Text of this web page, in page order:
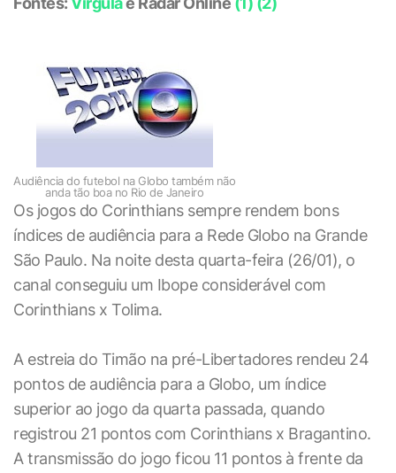
Audiência do futebol na Globo também não
anda tão boa no Rio de Janeiro
Os jogos do Corinthians sempre rendem bons
índices de audiência para a Rede Globo na Grande
São Paulo. Na noite desta quarta-feira (26/01), o
canal conseguiu um Ibope considerável com
Corinthians x Tolima.
A estreia do Timão na pré-Libertadores rendeu 24
pontos de audiência para a Globo, um índice
superior ao jogo da quarta passada, quando
registrou 21 pontos com Corinthians x Bragantino.
A transmissão do jogo ficou 11 pontos à frente da